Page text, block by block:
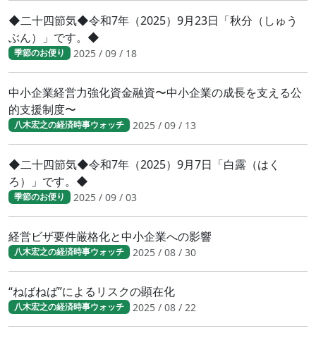
◆二十四節気◆令和7年（2025）9月23日「秋分（しゅう
ぶん）」です。◆
季節のお便り 2025 / 09 / 18
中小企業経営力強化資金融資〜中小企業の成長を支える公
的支援制度〜
八木宏之の経済時事ウォッチ 2025 / 09 / 13
◆二十四節気◆令和7年（2025）9月7日「白露（はく
ろ）」です。◆
季節のお便り 2025 / 09 / 03
経営ビザ要件厳格化と中小企業への影響
八木宏之の経済時事ウォッチ 2025 / 08 / 30
“ねばねば”によるリスクの顕在化
八木宏之の経済時事ウォッチ 2025 / 08 / 22